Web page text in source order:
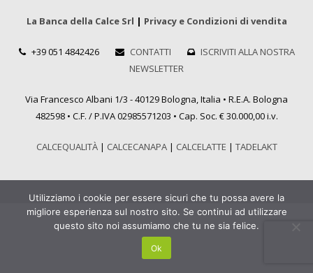
La Banca della Calce Srl | Privacy e Condizioni di vendita
+39 051 4842426 CONTATTI
ISCRIVITI ALLA NOSTRA
NEWSLETTER
Via Francesco Albani 1/3 - 40129 Bologna, Italia • R.E.A. Bologna
482598 • C.F. / P.IVA 02985571203 • Cap. Soc. € 30.000,00 i.v.
CALCEQUALITÀ| CALCECANAPA| CALCELATTE | TADELAKT
Utilizziamo i cookie per essere sicuri che tu possa avere la
migliore esperienza sul nostro sito. Se continui ad utilizzare
questo sito noi assumiamo che tu ne sia felice.
Ok